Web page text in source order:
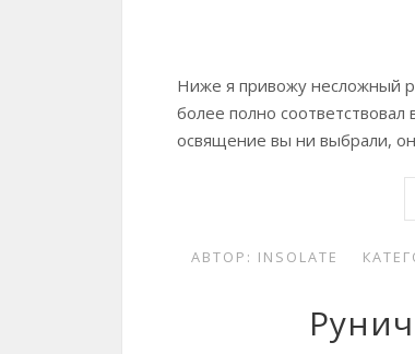
Ниже я привожу несложный
более полно
освящение вы ни выбрали,
АВТОР: INSOLATE